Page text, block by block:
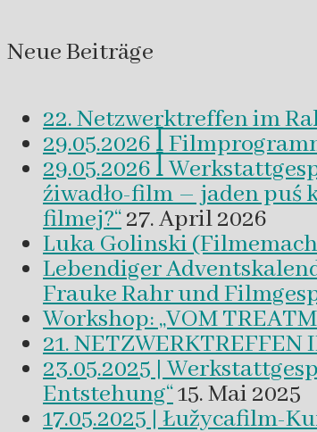
Neue Beiträge
22. Netzwerktreffen im
29.05.2026 ꟾ
29.05.2026 ꟾ
źiwadło-film – jaden puś
filmej?“27. April 2026
Luka Golinski
Lebendiger
Frauke Rahr und
Workshop: „VOM
21. NETZWERKTREFFEN
23.05.2025 |
Entstehung“15. Mai 2025
17.05.2025 | Łužycafilm-